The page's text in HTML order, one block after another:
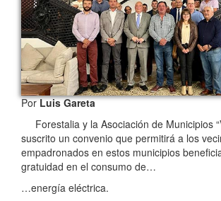
PorLuis Gareta
Forestalia y la Asociación de Municipios
suscrito un convenio que permitirá a los
empadronados en estos municipios
gratuidad en el consumo de…
…energía eléctrica.